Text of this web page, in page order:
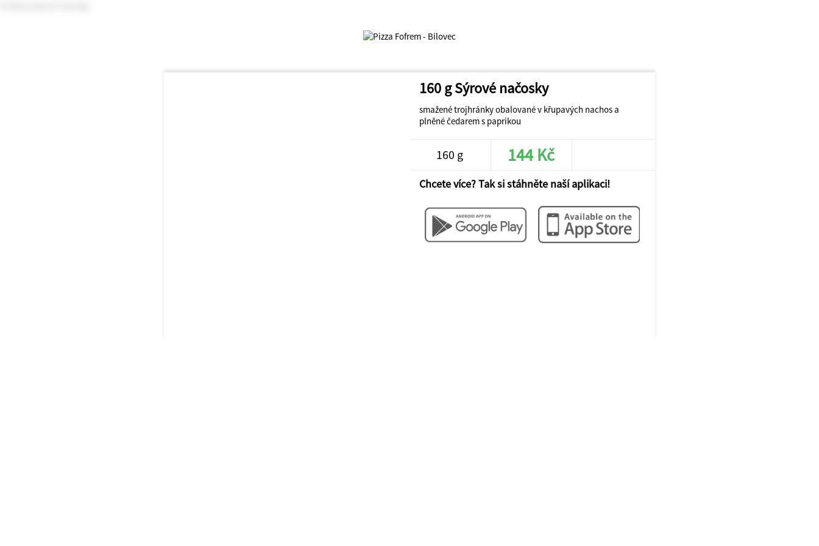
160 g Sýrové načosky
smažené trojhránky obalované v křupavých nachos a
plněné čedarem s paprikou
160 g 144 Kč
Chcete více? Tak si stáhněte naší aplikaci!